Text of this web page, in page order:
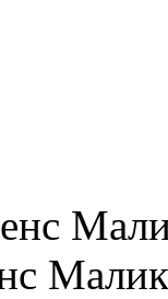
Малик